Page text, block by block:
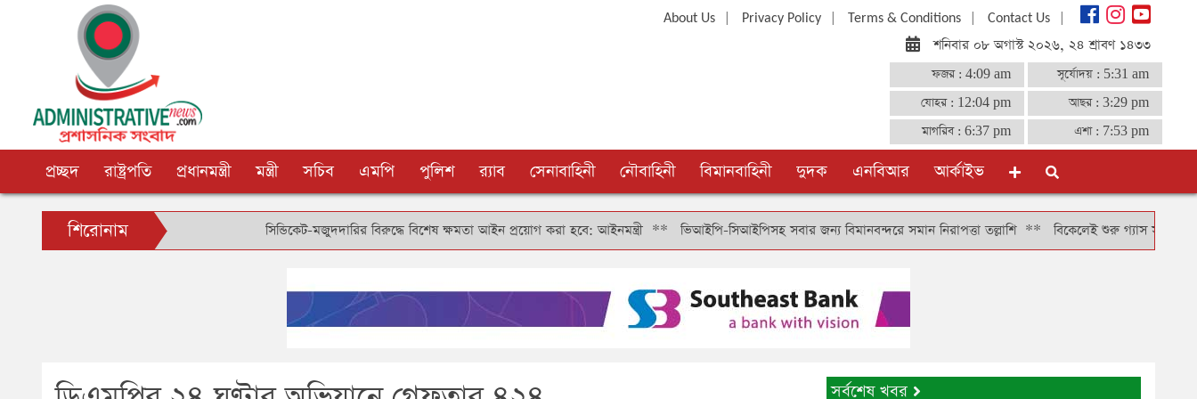
About Us| Privacy Policy| Terms & Conditions| Contact Us|
শনিবার ০৮ অগাস্ট ২০২৬, ২৪ শ্রাবণ ১৪৩৩
ফজর : 4:09 am সূর্যোদয় : 5:31 am
যোহর : 12:04 pm আছর : 3:29 pm
মাগরিব : 6:37 pm এশা : 7:53 pm
প্রচ্ছদ রাষ্ট্রপতি প্রধানমন্ত্রী মন্ত্রী সচিব এমপি পুলিশ র‍্যাব সেনাবাহিনী নৌবাহিনী বিমানবাহিনী দুদক এনবিআর আর্কাইভ
শিরোনাম সিন্ডিকেট-মজুদদারির বিরুদ্ধে বিশেষ ক্ষমতা আইন প্রয়োগ করা হবে: আইনমন্ত্রী**ভিআইপি-সিআইপিসহ সবার জন্য বিমানবন্দরে সমান নিরাপত্তা তল্লাশি**বিকেলেই শুরু গ্যাস সঞ্চালন, দুই-তিন
সর্বশেষ খবর